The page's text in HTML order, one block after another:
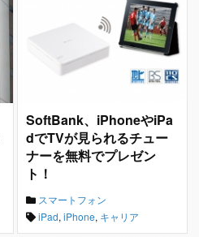
SoftBank、iPhoneやiPa
dでTVが見られるチュー
ナーを無料でプレゼン
ト！
スマートフォン
iPad, iPhone, キャリア